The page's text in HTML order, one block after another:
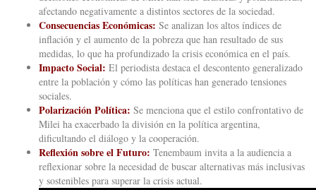
afectando negativamente a distintos sectores de la sociedad.
Consecuencias Económicas: Se analizan los altos índices de
inflación y el aumento de la pobreza que han resultado de sus
medidas, lo que ha profundizado la crisis económica en el país.
Impacto Social: El periodista destaca el descontento generalizado
entre la población y cómo las políticas han generado tensiones
sociales.
Polarización Política: Se menciona que el estilo confrontativo de
Milei ha exacerbado la división en la política argentina,
dificultando el diálogo y la cooperación.
Reflexión sobre el Futuro: Tenembaum invita a la audiencia a
reflexionar sobre la necesidad de buscar alternativas más inclusivas
y sostenibles para superar la crisis actual.